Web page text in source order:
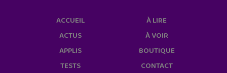
ACCUEIL
ACTUS
APPLIS
TESTS
À LIRE
À VOIR
BOUTIQUE
CONTACT